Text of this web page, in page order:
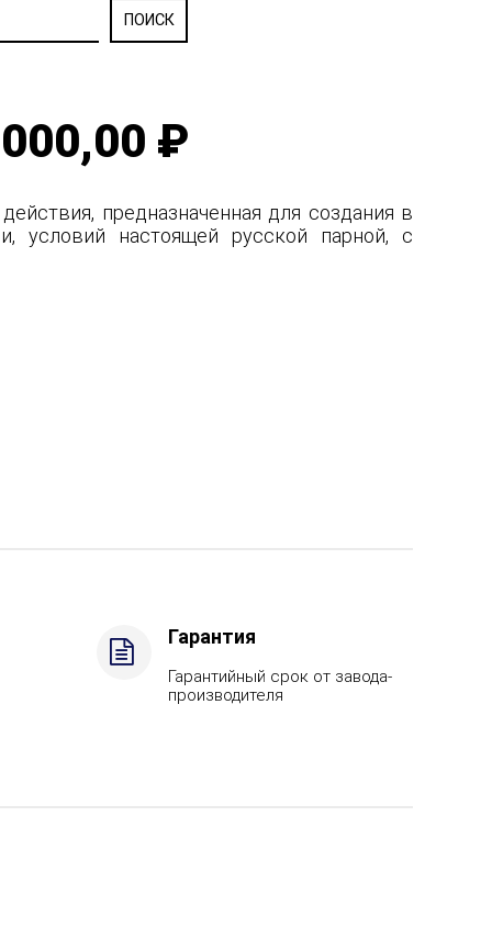
₽
предназначенная для создания в
условий настоящей русской парной, с
Гарантия
Гарантийный срок от завода-
производителя